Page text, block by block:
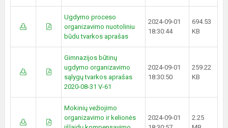
Ugdymo proceso
organizavimo nuotoliniu
būdu tvarkos aprašas
2024-09-01
18:30:44
694.53
KB
Gimnazijos būtinų
ugdymo organizavimo
sąlygų tvarkos aprašas
2020-08-31 V-61
2024-09-01
18:30:50
259.22
KB
Mokinių vežiojimo
organizavimo ir kelionės
2024-09-01
2.25